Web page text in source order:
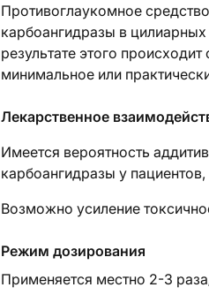
Противоглаукомное
карбоангидразы в
результате этого
минимальное или
Лекарственное
Имеется вероятность
карбоангидразы у
Возможно усиление
Режим дозирования
Применяется местно 2-3